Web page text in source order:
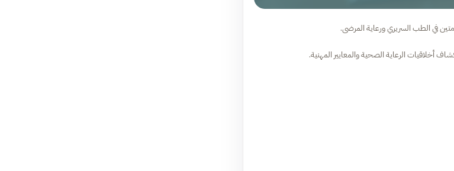
في الطب السريري ورعاية المرضى.
أخلاقيات الرعاية الصحية والمعايير المهنية.